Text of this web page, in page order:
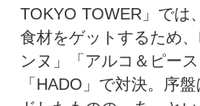
TOKYO TOWER」では
食材をゲットするため
ンヌ」「アルコ＆ピー
「HADO」で対決。序